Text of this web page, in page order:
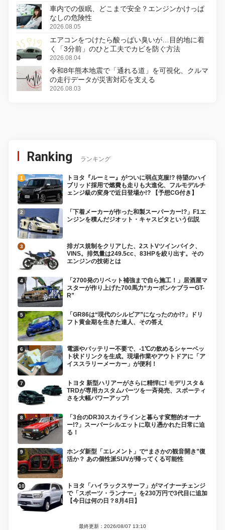
車内での仮眠、どこまで安全？エンジンかけっぱ
なしの危険性
2026.08.05
エアコンをつけたら酸っぱい臭いが…目的地に着
く「3分前」のひと工夫でカビを防ぐ方法
2026.08.04
令和8年熊本地震で「通れる道」を可視化、クルマ
の走行データが災害対応を支える
2026.08.03
Ranking ランキング
トヨタ『ルーミー』がついに弱点克服!? 待望のハイ
ブリッド採用で燃費も走りも大進化、フルモデルチ
ェンジ級の変身で近日登場か!? 【予想CG付き】
「下着メーカーが作った和製スーパーカー!?」F1エ
ンジンを積んだジオット・キャスピタという伝説
排ガス規制をクリアした、2ストVツインバイク、
VINS。排気量は249.5cc、83HPを絞り出す。その
エンジンの技術とは
「2700発のリベット補強まで自ら施工！」居酒屋マ
スターが作り上げた700馬力“カーボンケブラーGT-
R”
「GR86は“現代のシルビア”になったのか!?」ドリ
フト黄金期を生きた達人、その答え
電源やバッテリー不要で、-1℃の飲めるシャーベッ
ト状ドリンクを生成。現場作業やアウトドアに「ア
イススラリーメーカー」が便利！
トヨタ 新型ハリアーがさらに精悍に! モデリスタ＆
TRDが専用カスタムパーツを一斉発売、スポーティ
さを大幅パワーアップ!
「3台のDR30スカイラインと暮らす変態的オーナ
ー!?」スーパーシルエットに取り憑かれた日常に迫
る！
ホンダ新型「エレメント」で“まさかの観音開き”復
活か？ あの個性派SUVが帰ってくる可能性
トヨタ「ハイラックスサーフ」がマイナーチェンジ
で「スポーツ・ランナー」を230万円で3代目に追加
【今日は何の日？8月4日】
最終更新：2026/08/07 13:10